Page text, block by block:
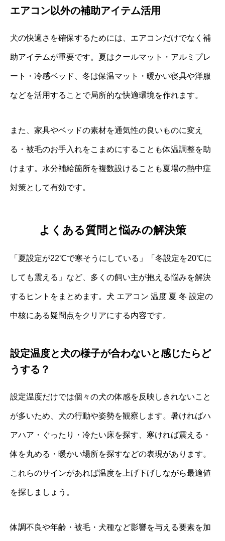
エアコン以外の補助アイテム活用
犬の快適さを確保するためには、エアコンだけでなく補
助アイテムが重要です。夏はクールマット・アルミプレ
ート・冷感ベッド、冬は保温マット・暖かい寝具や洋服
などを活用することで局所的な快適環境を作れます。
また、家具やベッドの素材を通気性の良いものに変え
る・被毛のお手入れをこまめにすることも体温調整を助
けます。水分補給箇所を複数設けることも夏場の熱中症
対策として有効です。
よくある質問と悩みの解決策
「夏設定が22℃で寒そうにしている」「冬設定を20℃に
しても震える」など、多くの飼い主が抱える悩みを解決
するヒントをまとめます。犬 エアコン 温度 夏 冬 設定の
中核にある疑問点をクリアにする内容です。
設定温度と犬の様子が合わないと感じたらど
うする？
設定温度だけでは個々の犬の体感を反映しきれないこと
が多いため、犬の行動や姿勢を観察します。暑ければハ
アハア・ぐったり・冷たい床を探す、寒ければ震える・
体を丸める・暖かい場所を探すなどの表現があります。
これらのサインがあれば温度を上げ下げしながら最適値
を探しましょう。
体調不良や年齢・被毛・犬種など影響を与える要素を加